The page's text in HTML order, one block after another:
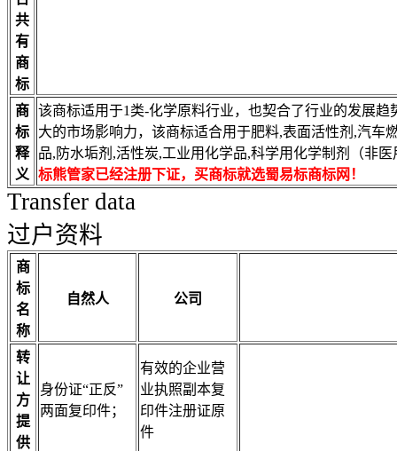
共
有
商
标
商
标
释
义
该商标适用于1类-化学原料行业，也契合了行业的发展
大的市场影响力，该商标适合用于肥料,表面活性剂,汽车
品,防水垢剂,活性炭,工业用化学品,科学用化学制剂（非
标熊管家已经注册下证，买商标就选蜀易标商标网！
Transfer data
过户资料
商
标
名
称
自然人 公司
转
让
方
提
供
身份证“正反”
两面复印件；
有效的企业营
业执照副本复
印件注册证原
件